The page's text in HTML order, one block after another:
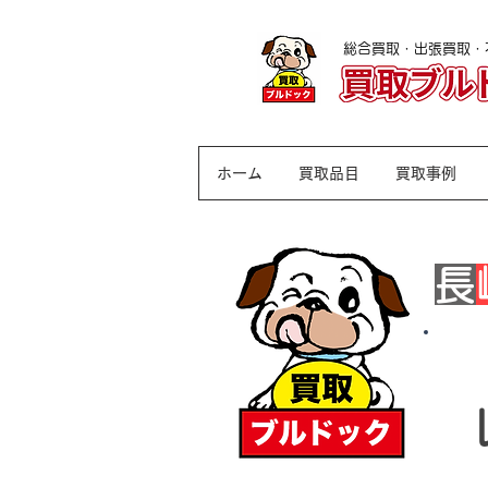
総合買取・出張買取
​長崎の出
ホーム 買取品目 買取事例
​